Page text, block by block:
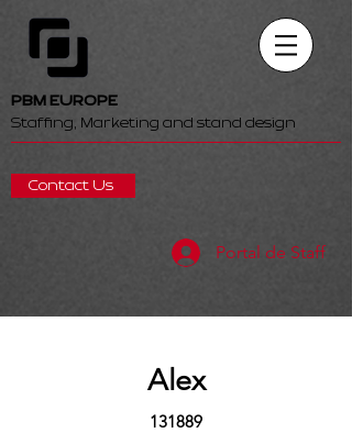
PBM EUROPE
Staffing, Marketing and stand design
Contact Us
Portal de Staff
Alex
131889